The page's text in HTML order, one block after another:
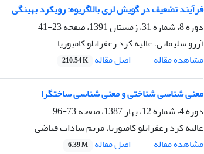
فرآیند تضعیف در گویش لری بالاگریوه: رویکرد بهینگی
دوره 8، شماره 31، زمستان 1391، صفحه
23-41
آرزو سلیمانی، عالیه کرد زعفرانلو کامبوزیا
مشاهده مقاله
اصل مقاله 210.54 K
معنی شناسی شناختی و معنی شناسی ساختگرا
دوره 4، شماره 12، بهار 1387، صفحه
73-96
عالیه کرد زعفرانلو کامبوزیا، مریم سادات فیاضی
مشاهده مقاله
اصل مقاله 6.39 M